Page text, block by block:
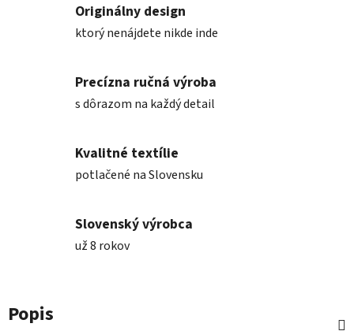
Originálny design
ktorý nenájdete nikde inde
Precízna ručná výroba
s dôrazom na každý detail
Kvalitné textílie
potlačené na Slovensku
Slovenský výrobca
už 8 rokov
Popis